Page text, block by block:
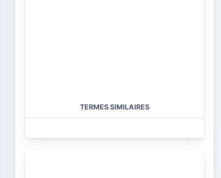
TERMES SIMILAIRES